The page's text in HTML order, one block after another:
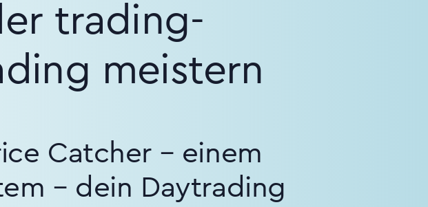
trading-
meistern
Catcher – einem
– dein Daytrading